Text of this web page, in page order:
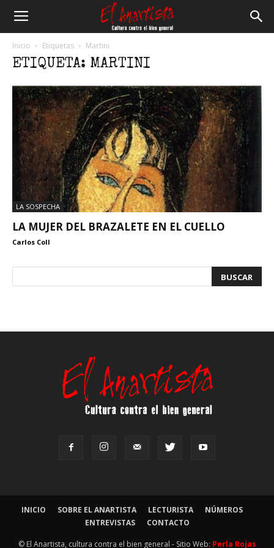
Inicio Etiquetas Martini
ETIQUETA: MARTINI
LA SOSPECHA
LA MUJER DEL BRAZALETE EN EL CUELLO
Carlos Coll
INICIO SOBRE EL ANARTISTA LECTURISTA
NÚMEROS
ENTREVISTAS
CONTACTO
© El Anartista, cultura contra el bien general - Sitio Web: Perla Rojas